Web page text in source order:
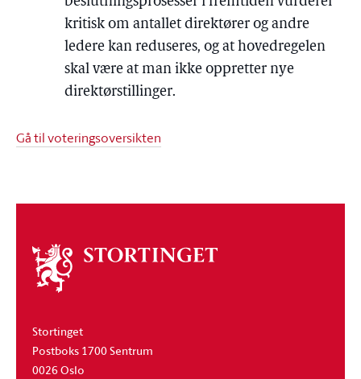
kritisk om antallet direktører og andre
ledere kan reduseres, og at hovedregelen
skal være at man ikke oppretter nye
direktørstillinger.
Gå til voteringsoversikten
Om
stortinget
Stortinget
Postboks 1700 Sentrum
0026 Oslo